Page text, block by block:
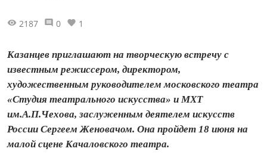
2187 0 1
Казанцев приглашают на творческую встречу с
известным режиссером, директором,
художественным руководителем московского театра
«Студия театрального искусства» и МХТ
им.А.П.Чехова, заслуженным деятелем искусств
России Сергеем Женовачом. Она пройдет 18 июня на
малой сцене Качаловского театра.